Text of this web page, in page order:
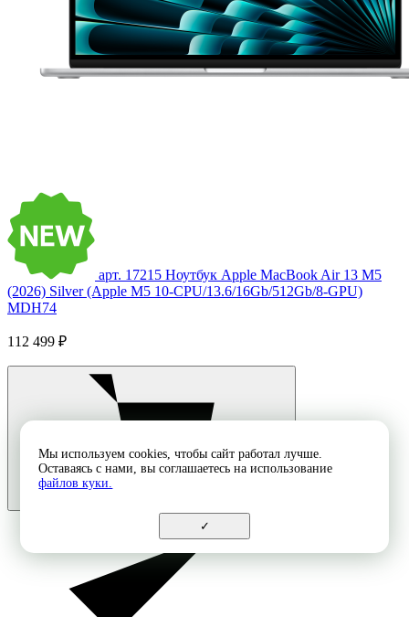
арт. 17215 Ноутбук Apple MacBook Air 13 M5
(2026) Silver (Apple M5 10-CPU/13.6/16Gb/512Gb/8-GPU)
MDH74
112 499 ₽
Мы используем cookies, чтобы сайт работал лучше.
Оставаясь с нами, вы соглашаетесь на использование
файлов куки.
✓